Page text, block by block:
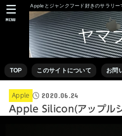
Appleとジャンクフード好きのサラリー
TOP このサイトについて お問
MENU
Apple 2020.06.24
Apple Silicon(アップル